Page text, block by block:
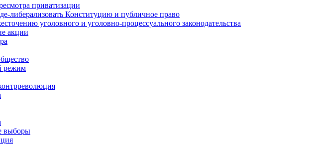
приватизации
либерализовать Конституцию и публичное право
уголовного и уголовно-процессуального законодательства
акции
режим
выборы